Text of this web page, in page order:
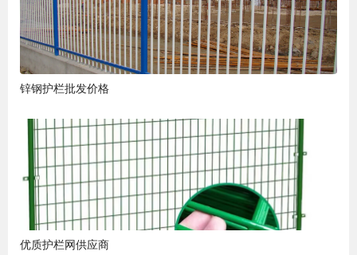
锌钢护栏批发价格
优质护栏网供应商